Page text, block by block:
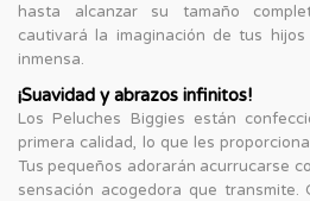
hasta alcanzar su tamaño
cautivará la imaginación de tus
inmensa.
¡Suavidad y abrazos infinitos!
Los Peluches Biggies están
primera calidad, lo que les
Tus pequeños adorarán acurrucarse
sensación acogedora que transmite.